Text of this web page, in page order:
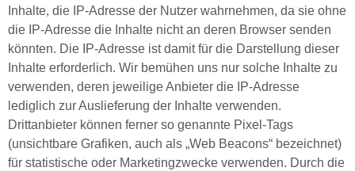
Inhalte, die IP-Adresse der Nutzer wahrnehmen, da sie ohne
die IP-Adresse die Inhalte nicht an deren Browser senden
könnten. Die IP-Adresse ist damit für die Darstellung dieser
Inhalte erforderlich. Wir bemühen uns nur solche Inhalte zu
verwenden, deren jeweilige Anbieter die IP-Adresse
lediglich zur Auslieferung der Inhalte verwenden.
Drittanbieter können ferner so genannte Pixel-Tags
(unsichtbare Grafiken, auch als „Web Beacons“ bezeichnet)
für statistische oder Marketingzwecke verwenden. Durch die